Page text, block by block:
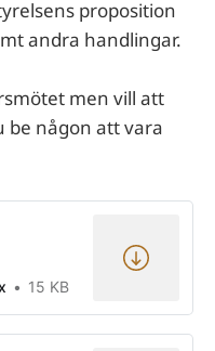
proposition
andra handlingar.
men vill att
be någon att vara
15 KB